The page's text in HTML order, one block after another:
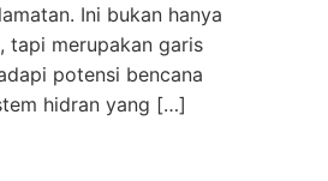
Ini bukan hanya
tapi merupakan garis
potensi bencana
hidran yang […]